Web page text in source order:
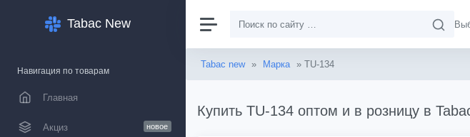
Tabac New
Навигация по товарам
Главная
Акциз новое
Tabac new » Марка » TU-134
Купить TU-134 оптом и в розницу в